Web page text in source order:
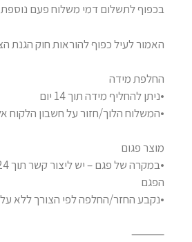
בכפוף לתשלום דמי משלוח פעם נוספת.
האמור לעיל כפוף להוראות חוק הגנת
החלפת מידה
•ניתן להחליף מידה תוך 14 יום
•המשלוח הלוך/חזור על חשבון הלקוח
מוצר פגום
הפגם
•נקבע החזר/החלפה לפי הצורך ללא עלות
⸻